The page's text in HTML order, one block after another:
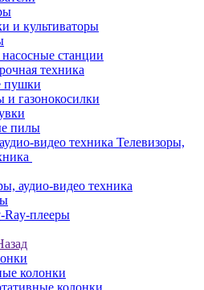
и культиваторы
станции
техника
пушки
газонокосилки
пилы
Телевизоры,
аудио-видео техника
плееры
колонки
колонки